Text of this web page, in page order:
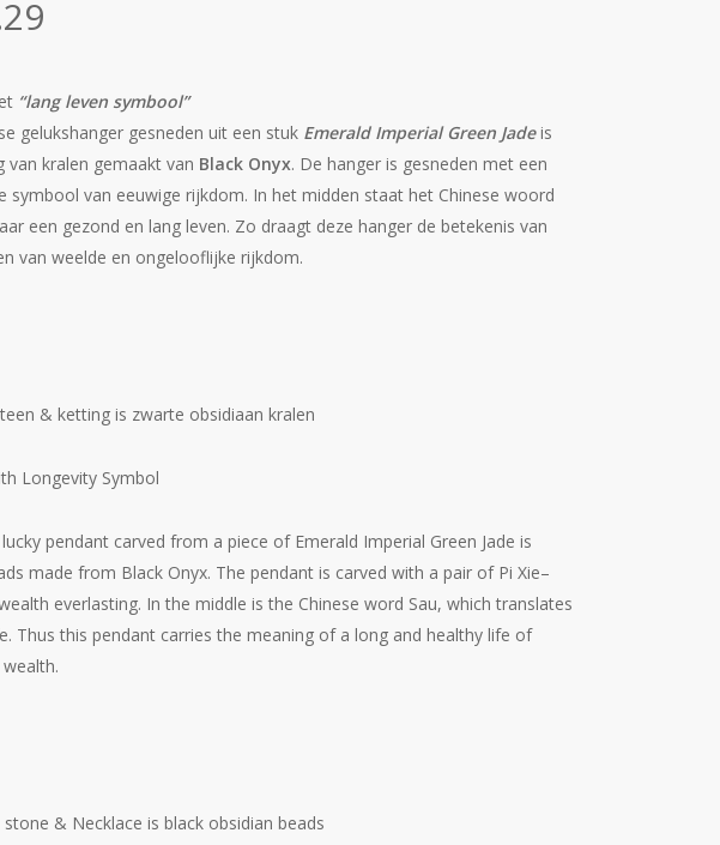
Huidige
is:
€735.29.
“lang leven symbool”
gelukshanger gesneden uit een stuk Emerald Imperial Green Jadeis
van kralen gemaakt van Black Onyx. De hanger is gesneden met een
symbool van eeuwige rijkdom. In het midden staat het Chinese woord
een gezond en lang leven. Zo draagt deze hanger de betekenis van
van weelde en ongelooflijke rijkdom.
& ketting is zwarte obsidiaan kralen
Longevity Symbol
pendant carved from a piece of Emerald Imperial Green Jade is
made from Black Onyx. The pendant is carved with a pair of Pi Xie–
everlasting. In the middle is the Chinese word Sau, which translates
Thus this pendant carries the meaning of a long and healthy life of
& Necklace is black obsidian beads